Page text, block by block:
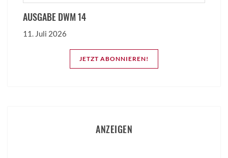
AUSGABE DWM 14
11. Juli 2026
JETZT ABONNIEREN!
ANZEIGEN